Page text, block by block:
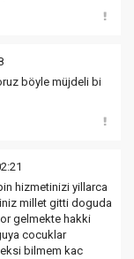
böyle müjdeli bi
hizmetinizi yillarca
millet gitti doguda
gelmekte hakki
cocuklar
bilmem kac